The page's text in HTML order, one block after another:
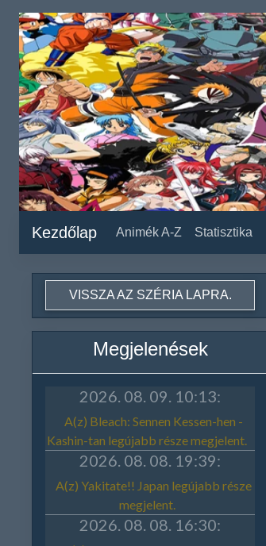
Kezdőlap Animék A-Z Statisztika
VISSZA AZ SZÉRIA LAPRA.
Megjelenések